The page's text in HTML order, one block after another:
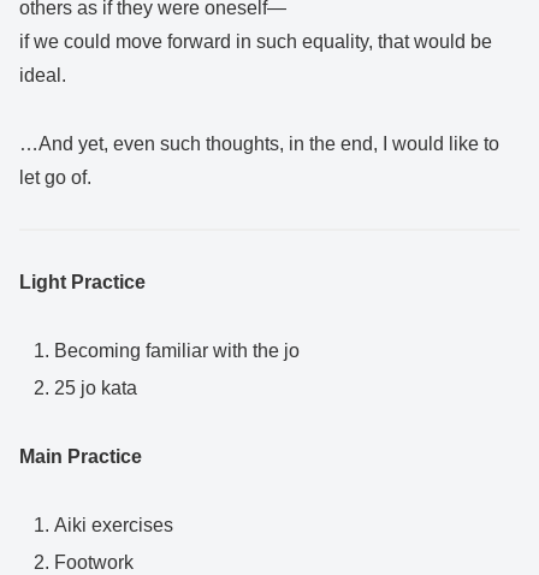
others as if they were oneself—
if we could move forward in such equality, that would be
ideal.
…And yet, even such thoughts, in the end, I would like to
let go of.
Light Practice
Becoming familiar with the jo
25 jo kata
Main Practice
Aiki exercises
Footwork